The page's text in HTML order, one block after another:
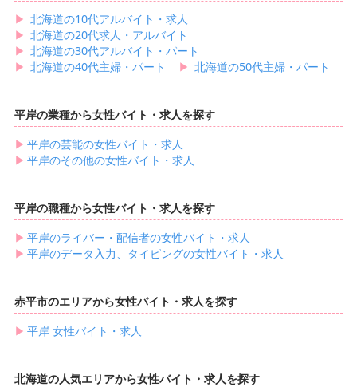
▶︎ 北海道の10代アルバイト・求人
▶︎ 北海道の20代求人・アルバイト
▶︎ 北海道の30代アルバイト・パート
▶︎ 北海道の40代主婦・パート ▶︎ 北海道の50代主婦・パート
平岸の業種から女性バイト・求人を探す
▶︎ 平岸の芸能の女性バイト・求人
▶︎ 平岸のその他の女性バイト・求人
平岸の職種から女性バイト・求人を探す
▶︎ 平岸のライバー・配信者の女性バイト・求人
▶︎ 平岸のデータ入力、タイピングの女性バイト・求人
赤平市のエリアから女性バイト・求人を探す
▶︎ 平岸 女性バイト・求人
北海道の人気エリアから女性バイト・求人を探す